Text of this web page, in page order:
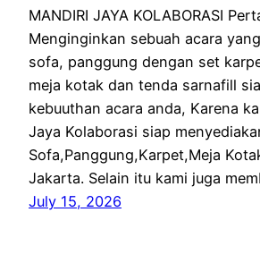
MANDIRI JAYA KOLABORASI
Menginginkan sebuah acara
sofa, panggung dengan set
meja kotak dan tenda sarnafill
kebuuthan acara anda, Karena
Jaya Kolaborasi siap
Sofa,Panggung,Karpet,Meja
Jakarta. Selain itu kami juga
July 15, 2026